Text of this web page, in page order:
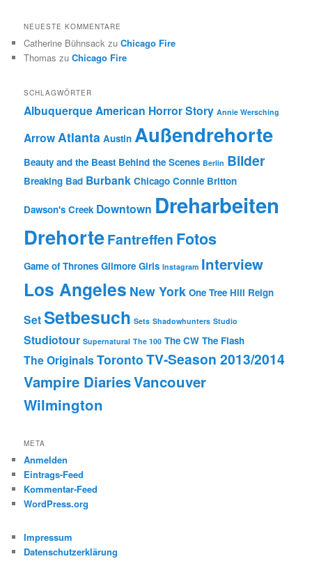
NEUESTE KOMMENTARE
Catherine Bühnsack zuChicago Fire
Thomas zuChicago Fire
SCHLAGWÖRTER
AlbuquerqueAmerican Horror Story Annie Wersching
Arrow Atlanta Austin Außendrehorte
Beauty and the Beast Behind the Scenes Berlin Bilder
Breaking Bad Burbank Chicago Connie Britton
Dawson's Creek Downtown Dreharbeiten
DrehorteFantreffen Fotos
Game of Thrones Gilmore Girls Instagram Interview
Los Angeles New York One Tree Hill Reign
SetSetbesuch Sets Shadowhunters Studio
Studiotour Supernatural The 100 The CW The Flash
The OriginalsToronto TV-Season 2013/2014
Vampire DiariesVancouver
Wilmington
META
Anmelden
Eintrags-Feed
Kommentar-Feed
WordPress.org
Impressum
Datenschutzerklärung